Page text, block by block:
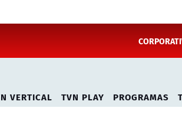
VERTICAL TVN PLAY PROGRAMAS